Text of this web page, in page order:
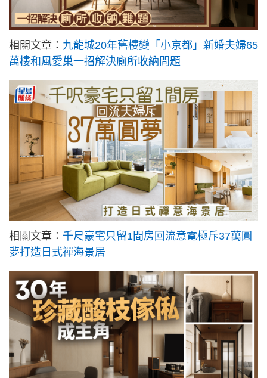
相關文章： 九龍城20年舊樓變「小京都」新婚夫婦65
萬樓和風愛巢一招解決廁所收納問題
相關文章： 千尺豪宅只留1間房回流意電極斥37萬圓
夢打造日式禪海景居